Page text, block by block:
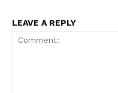
LEAVE A REPLY